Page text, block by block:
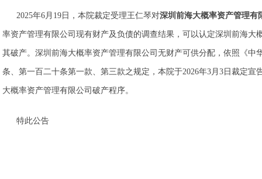
2025年6月19日，本院裁定受理王仁琴对深圳前海大概率资产管理有
率资产管理有限公司现有财产及负债的调查结果，可以认定深圳前海
其破产。深圳前海大概率资产管理有限公司无财产可供分配，依照《
条、第一百二十条第一款、第三款之规定，本院于2026年3月3日裁定
大概率资产管理有限公司破产程序。
特此公告